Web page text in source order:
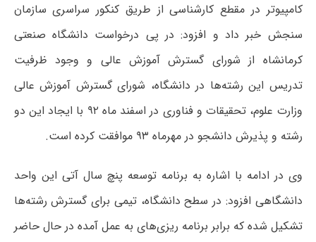
کامپیوتر در مقطع کارشناسی از طریق کنکور سراسری سازمان
سنجش خبر داد و افزود: در پی درخواست دانشگاه صنعتی
کرمانشاه از شورای گسترش آموزش عالی و وجود ظرفیت
تدریس این رشته‌ها در دانشگاه، شورای گسترش آموزش عالی
وزارت علوم، تحقیقات و فناوری در اسفند ماه ۹۲ با ایجاد این دو
رشته و پذیرش دانشجو در مهرماه ۹۳ موافقت کرده است.
وی در ادامه با اشاره به برنامه توسعه پنچ سال آتی این واحد
دانشگاهی افزود: در سطح دانشگاه، تیمی برای گسترش رشته‌ها
تشکیل شده که برابر برنامه ریزی‌های به عمل آمده در حال حاضر